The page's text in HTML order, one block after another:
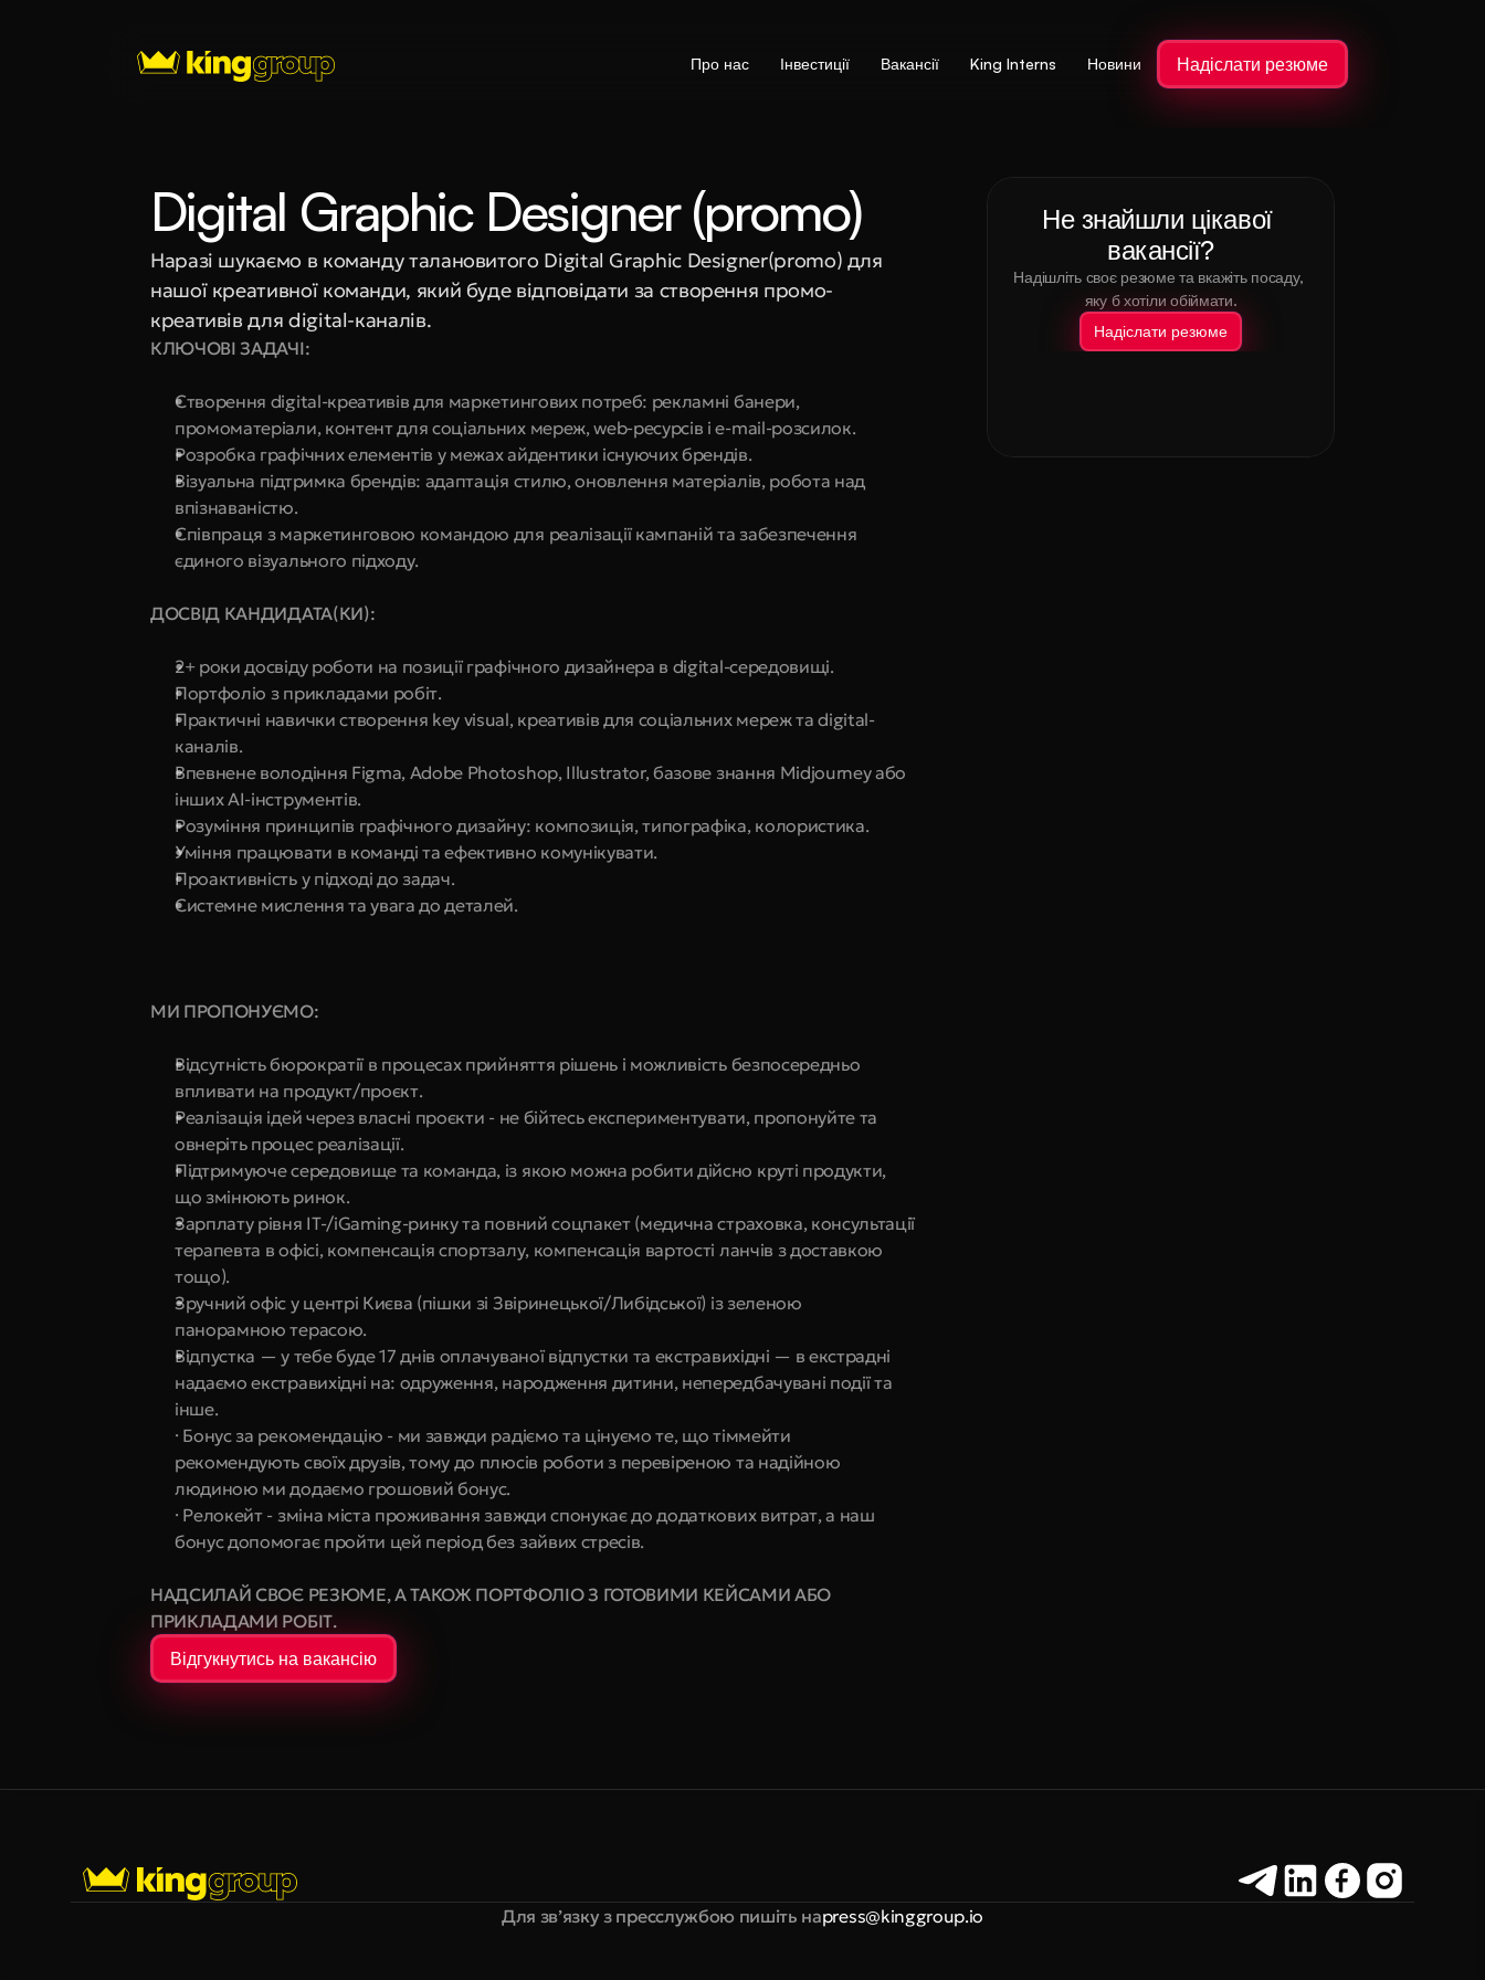
Про нас Інвестиції Вакансії King Interns Новини Надіслати резюме
Digital Graphic Designer (promo)
Наразі шукаємо в команду талановитого Digital Graphic Designer(promo) для
нашої креативної команди, який буде відповідати за створення промо-
креативів для digital-каналів.
КЛЮЧОВІ ЗАДАЧІ:
Створення digital-креативів для маркетингових потреб: рекламні банери,
промоматеріали, контент для соціальних мереж, web-ресурсів і e-mail-розсилок.
Розробка графічних елементів у межах айдентики існуючих брендів.
Візуальна підтримка брендів: адаптація стилю, оновлення матеріалів, робота над
впізнаваністю.
Співпраця з маркетинговою командою для реалізації кампаній та забезпечення
єдиного візуального підходу.
ДОСВІД КАНДИДАТА(КИ):
2+ роки досвіду роботи на позиції графічного дизайнера в digital-середовищі.
Портфоліо з прикладами робіт.
Практичні навички створення key visual, креативів для соціальних мереж та digital-
каналів.
Впевнене володіння Figma, Adobe Photoshop, Illustrator, базове знання Midjourney або
інших AI-інструментів.
Розуміння принципів графічного дизайну: композиція, типографіка, колористика.
Уміння працювати в команді та ефективно комунікувати.
Проактивність у підході до задач.
Системне мислення та увага до деталей.
МИ ПРОПОНУЄМО:
Відсутність бюрократії в процесах прийняття рішень і можливість безпосередньо
впливати на продукт/проєкт.
Реалізація ідей через власні проєкти - не бійтесь експериментувати, пропонуйте та
овнеріть процес реалізації.
Підтримуюче середовище та команда, із якою можна робити дійсно круті продукти,
що змінюють ринок.
Зарплату рівня IT-/iGaming-ринку та повний соцпакет (медична страховка, консультації
терапевта в офісі, компенсація спортзалу, компенсація вартості ланчів з доставкою
тощо).
Зручний офіс у центрі Києва (пішки зі Звіринецької/Либідської) із зеленою
панорамною терасою.
Відпустка — у тебе буде 17 днів оплачуваної відпустки та екстравихідні — в екстрадні
надаємо екстравихідні на: одруження, народження дитини, непередбачувані події та
інше.
· Бонус за рекомендацію - ми завжди радіємо та цінуємо те, що тіммейти
рекомендують своїх друзів, тому до плюсів роботи з перевіреною та надійною
людиною ми додаємо грошовий бонус.
· Релокейт - зміна міста проживання завжди спонукає до додаткових витрат, а наш
бонус допомогає пройти цей період без зайвих стресів.
НАДСИЛАЙ СВОЄ РЕЗЮМЕ, А ТАКОЖ ПОРТФОЛІО З ГОТОВИМИ КЕЙСАМИ АБО
ПРИКЛАДАМИ РОБІТ.
Відгукнутись на вакансію
Не знайшли цікавої
вакансії?
Надішліть своє резюме та вкажіть посаду,
яку б хотіли обіймати.
Надіслати резюме
Для зв’язку з пресслужбою пишіть наpress@kinggroup.io